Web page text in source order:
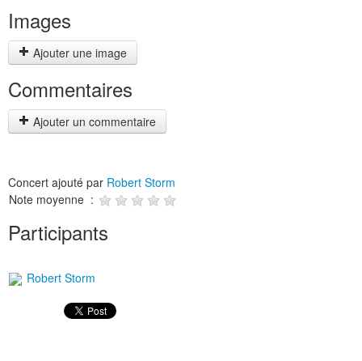
Images
Ajouter une image
Commentaires
Ajouter un commentaire
Concert ajouté par Robert Storm
Note moyenne :
Participants
Robert Storm